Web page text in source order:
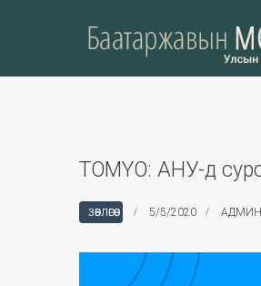
TOMYO: АНУ-д
ЗӨВЛӨГӨӨ 5/5/2020 АДМИН